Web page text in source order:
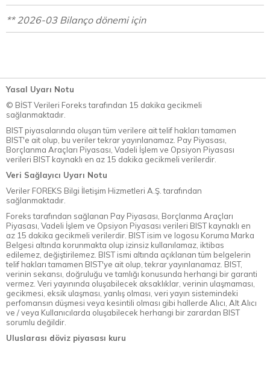
** 2026-03 Bilanço dönemi için
Yasal Uyarı Notu
© BİST Verileri Foreks tarafından 15 dakika gecikmeli
sağlanmaktadır.
BIST piyasalarında oluşan tüm verilere ait telif hakları tamamen
BIST'e ait olup, bu veriler tekrar yayınlanamaz. Pay Piyasası,
Borçlanma Araçları Piyasası, Vadeli İşlem ve Opsiyon Piyasası
verileri BIST kaynaklı en az 15 dakika gecikmeli verilerdir.
Veri Sağlayıcı Uyarı Notu
Veriler FOREKS Bilgi İletişim Hizmetleri A.Ş. tarafından
sağlanmaktadır.
Foreks tarafından sağlanan Pay Piyasası, Borçlanma Araçları
Piyasası, Vadeli İşlem ve Opsiyon Piyasası verileri BIST kaynaklı en
az 15 dakika gecikmeli verilerdir. BIST isim ve logosu Koruma Marka
Belgesi altında korunmakta olup izinsiz kullanılamaz, iktibas
edilemez, değiştirilemez. BIST ismi altında açıklanan tüm belgelerin
telif hakları tamamen BIST'ye ait olup, tekrar yayınlanamaz. BIST,
verinin sekansı, doğruluğu ve tamlığı konusunda herhangi bir garanti
vermez. Veri yayınında oluşabilecek aksaklıklar, verinin ulaşmaması,
gecikmesi, eksik ulaşması, yanlış olması, veri yayın sistemindeki
perfomansın düşmesi veya kesintili olması gibi hallerde Alıcı, Alt Alıcı
ve / veya Kullanıcılarda oluşabilecek herhangi bir zarardan BIST
sorumlu değildir.
Uluslarası döviz piyasası kuru